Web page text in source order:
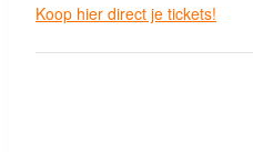
Koop hier direct je tickets!